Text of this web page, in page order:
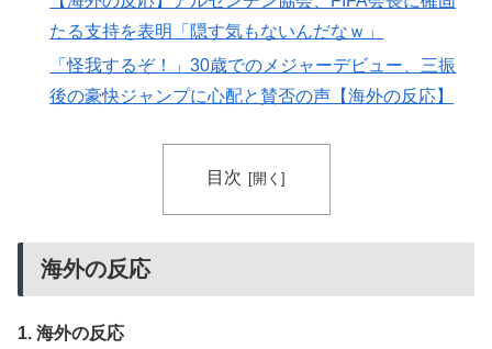
海外でも凄すぎると絶賛
日本旅行キャンセルすべきか…1万年ぶり史上最大級の
火山の兆し＝韓国の反応
音がこれ！【海外の反応】
韓国人「日本メディアが2002年ワールドカップ韓国準
決勝も調査すべきと主張！」→「英国メディアも一斉に
指摘‥」
べられるぞ」←こんなやつが実在する事実
たる支持を表明「隠す気もないんだなｗ」
「怪我するぞ！」30歳でのメジャーデビュー、三振
後の豪快ジャンプに心配と賛否の声【海外の反応】
目次
海外の反応
1. 海外の反応